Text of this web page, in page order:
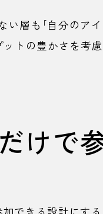
い層も「自分のア
トの豊かさを考
けで